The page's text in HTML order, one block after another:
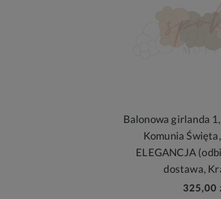
Balonowa girlanda
Komunia
ELEGANCJA
dostawa,
325,00